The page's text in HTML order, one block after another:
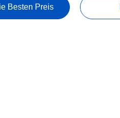
Besten Preis